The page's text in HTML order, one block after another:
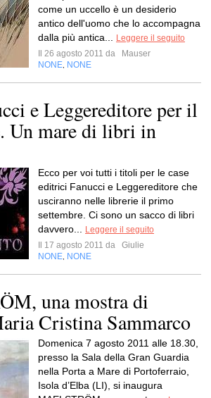
come un uccello è un desiderio
antico dell'uomo che lo accompagna
dalla più antica...
Leggere il seguito
Il 26 agosto 2011 da
Mauser
NONE NONE
e Leggereditore per il
Un mare di libri in
Ecco per voi tutti i titoli per le case
editrici Fanucci e Leggereditore che
usciranno nelle librerie il primo
settembre. Ci sono un sacco di libri
davvero...
Leggere il seguito
Il 17 agosto 2011 da
Giulie
NONE NONE
una mostra di
Cristina Sammarco
Domenica 7 agosto 2011 alle 18.30,
presso la Sala della Gran Guardia
nella Porta a Mare di Portoferraio,
Isola d’Elba (LI), si inaugura